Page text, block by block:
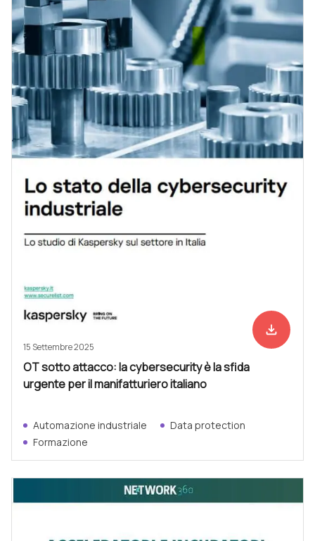
Scarica
file_download
15 Settembre 2025
OT sotto attacco: la cybersecurity è la sfida
urgente per il manifatturiero italiano
Automazione industriale
Data protection
Formazione